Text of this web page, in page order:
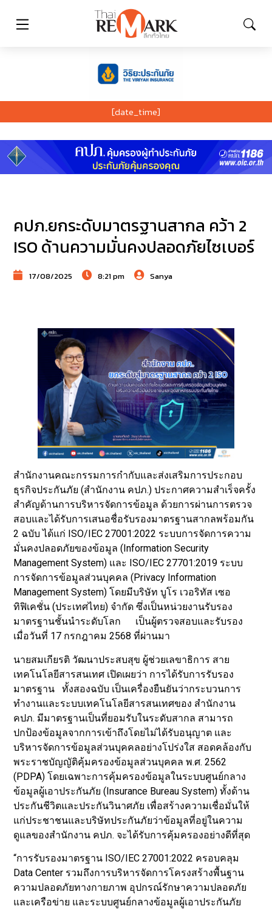
[date_time]
คปภ.ยกระดับมาตรฐานสากล คว้า 2
ISO ด้านความมั่นคงปลอดภัยไซเบอร์
17/08/2025 8:21 pm Sanya
สำนักงานคณะกรรมการกำกับและส่งเสริมการประกอบ
ธุรกิจประกันภัย (สำนักงาน คปภ.) ประกาศความสำเร็จครั้ง
สำคัญด้านการบริหารจัดการข้อมูล ด้วยการผ่านการตรวจ
สอบและได้รับการเสนอชื่อรับรองมาตรฐานสากลพร้อมกัน
2 ฉบับ ได้แก่ ISO/IEC 27001:2022 ระบบการจัดการความ
มั่นคงปลอดภัยของข้อมูล (Information Security
Management System) และ ISO/IEC 27701:2019 ระบบ
การจัดการข้อมูลส่วนบุคคล (Privacy Information
Management System) โดยมีบริษัท บูโร เวอริทัส เซอ
ทิฟิเคชั่น (ประเทศไทย) จำกัด ซึ่งเป็นหน่วยงานรับรอง
มาตรฐานชั้นนำระดับโลก เป็นผู้ตรวจสอบและรับรอง
เมื่อวันที่ 17 กรกฎาคม 2568 ที่ผ่านมา
นายสมเกียรติ วัฒนาประสบสุข ผู้ช่วยเลขาธิการ สาย
เทคโนโลยีสารสนเทศ เปิดเผยว่า การได้รับการรับรอง
มาตรฐาน ทั้งสองฉบับ เป็นเครื่องยืนยันว่ากระบวนการ
ทำงานและระบบเทคโนโลยีสารสนเทศของ สำนักงาน
คปภ. มีมาตรฐานเป็นที่ยอมรับในระดับสากล สามารถ
ปกป้องข้อมูลจากการเข้าถึงโดยไม่ได้รับอนุญาต และ
บริหารจัดการข้อมูลส่วนบุคคลอย่างโปร่งใส สอดคล้องกับ
พระราชบัญญัติคุ้มครองข้อมูลส่วนบุคคล พ.ศ. 2562
(PDPA) โดยเฉพาะการคุ้มครองข้อมูลในระบบศูนย์กลาง
ข้อมูลผู้เอาประกันภัย (Insurance Bureau System) ทั้งด้าน
ประกันชีวิตและประกันวินาศภัย เพื่อสร้างความเชื่อมั่นให้
แก่ประชาชนและบริษัทประกันภัยว่าข้อมูลที่อยู่ในความ
ดูแลของสำนักงาน คปภ. จะได้รับการคุ้มครองอย่างดีที่สุด
“การรับรองมาตรฐาน ISO/IEC 27001:2022 ครอบคลุม
Data Center รวมถึงการบริหารจัดการโครงสร้างพื้นฐาน
ความปลอดภัยทางกายภาพ อุปกรณ์รักษาความปลอดภัย
และเครือข่าย และระบบศูนย์กลางข้อมูลผู้เอาประกันภัย